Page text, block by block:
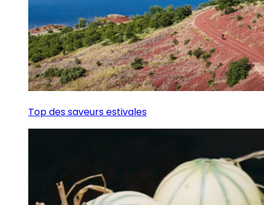
Top des saveurs estivales